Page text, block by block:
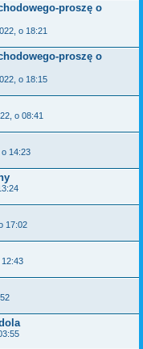
proszę o
o 18:21
proszę o
o 18:15
o 08:41
14:23
17:02